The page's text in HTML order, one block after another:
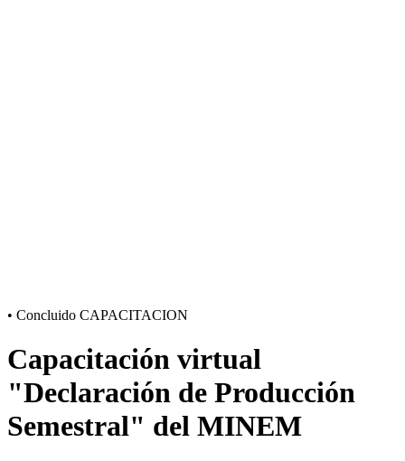
• Concluido CAPACITACION
Capacitación virtual
"Declaración de Producción
Semestral" del MINEM